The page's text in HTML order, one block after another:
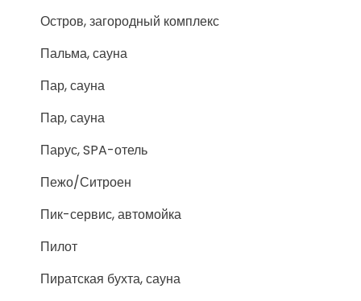
Остров, загородный комплекс
Пальма, сауна
Пар, сауна
Пар, сауна
Парус, SPA-отель
Пежо/Ситроен
Пик-сервис, автомойка
Пилот
Пиратская бухта, сауна